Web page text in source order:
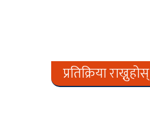
प्रतिक्रिया राख्नुहोस्